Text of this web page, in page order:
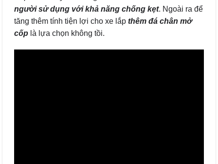
người sử dụng với khả năng chống kẹt. Ngoài ra để
tăng thêm tính tiện lợi cho xe lắp thêm đá chân mở
cốp là lựa chọn không tồi.